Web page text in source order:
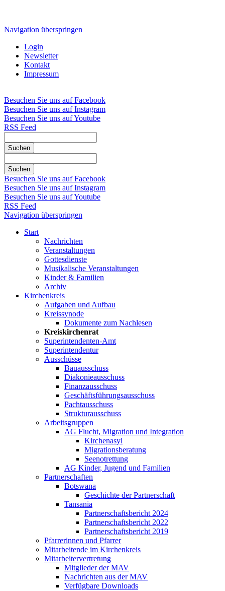
Navigation überspringen
Login
Newsletter
Kontakt
Impressum
Besuchen Sie uns auf Facebook
Besuchen Sie uns auf Instagram
Besuchen Sie uns auf Youtube
RSS Feed
Suchen
Suchen
Besuchen Sie uns auf Facebook
Besuchen Sie uns auf Instagram
Besuchen Sie uns auf Youtube
RSS Feed
Navigation überspringen
Start
Nachrichten
Veranstaltungen
Gottesdienste
Musikalische Veranstaltungen
Kinder & Familien
Archiv
Kirchenkreis
Aufgaben und Aufbau
Kreissynode
Dokumente zum Nachlesen
Kreiskirchenrat
Superintendenten-Amt
Superintendentur
Ausschüsse
Bauausschuss
Diakonieausschuss
Finanzausschuss
Geschäftsführungsausschuss
Pachtausschuss
Strukturausschuss
Arbeitsgruppen
AG Flucht, Migration und Integration
Kirchenasyl
Migrationsberatung
Seenotrettung
AG Kinder, Jugend und Familien
Partnerschaften
Botswana
Geschichte der Partnerschaft
Tansania
Partnerschaftsbericht 2024
Partnerschaftsbericht 2022
Partnerschaftsbericht 2019
Pfarrerinnen und Pfarrer
Mitarbeitende im Kirchenkreis
Mitarbeitervertretung
Mitglieder der MAV
Nachrichten aus der MAV
Verfügbare Downloads